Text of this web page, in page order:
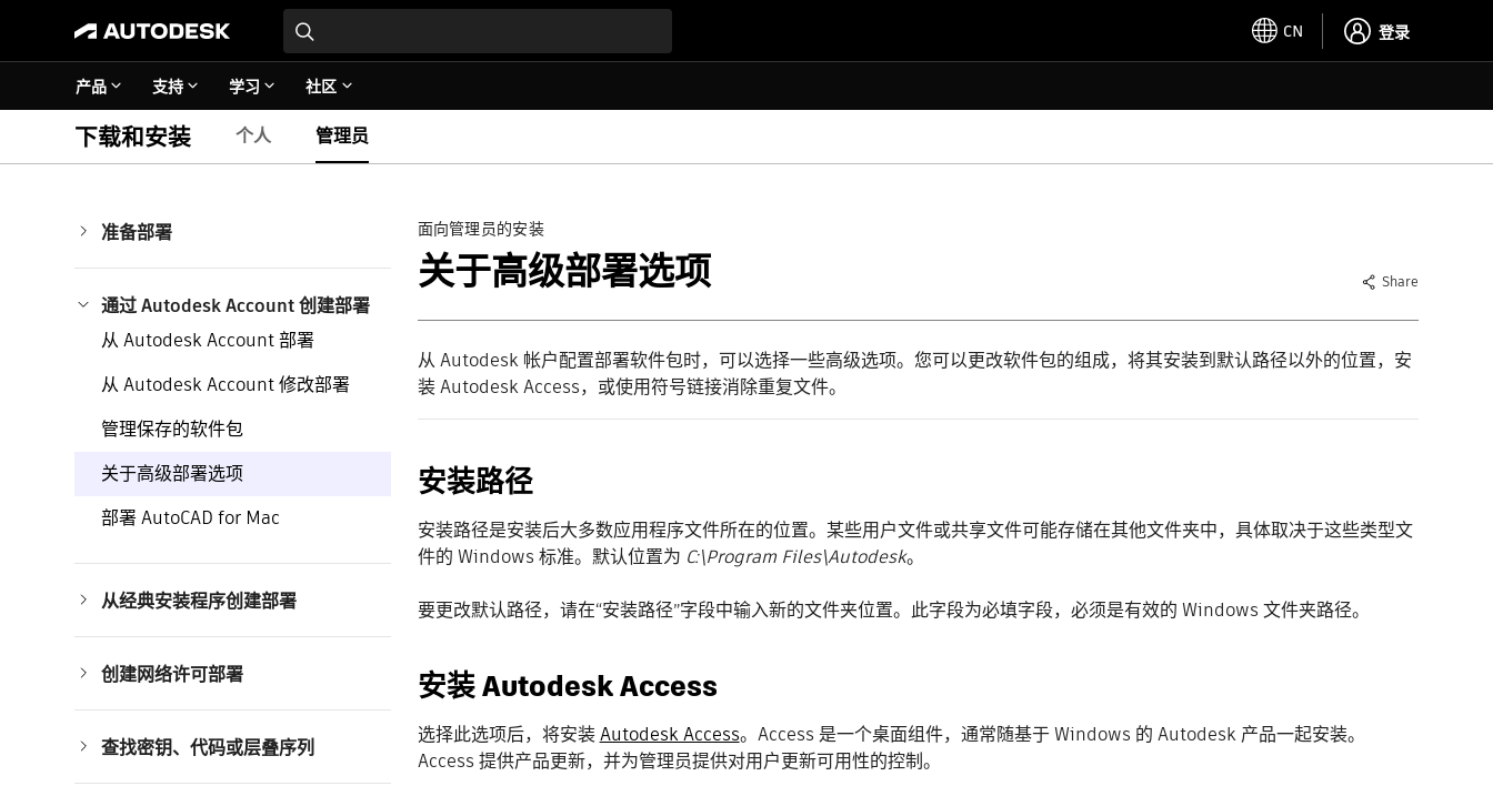
CN 登录
产品 支持 学习 社区
下载和安装 个人 管理员
准备部署
部署准备
通过 Autodesk Account 创建部署
从 Autodesk Account 部署
从 Autodesk Account 修改部署
管理保存的软件包
关于高级部署选项
部署 AutoCAD for Mac
从经典安装程序创建部署
使用经典安装程序修改部署
使用批处理文件样板
创建网络许可部署
安装网络许可软件
获取并安装网络许可文件
配置并启动网络许可服务器
查找密钥、代码或层叠序列
面向管理员的安装
关于高级部署选项 Share
从 Autodesk 帐户配置部署软件包时，可以选择一些高级选项。您可以更改软件包的组成，将其安装到默认路径以外的位置，安
装 Autodesk Access，或使用符号链接消除重复文件。
安装路径
安装路径是安装后大多数应用程序文件所在的位置。某些用户文件或共享文件可能存储在其他文件夹中，具体取决于这些类型文
件的 Windows 标准。默认位置为 C:\Program Files\Autodesk。
要更改默认路径，请在“安装路径”字段中输入新的文件夹位置。此字段为必填字段，必须是有效的 Windows 文件夹路径。
安装 Autodesk Access
选择此选项后，将安装Autodesk Access。Access 是一个桌面组件，通常随基于 Windows 的 Autodesk 产品一起安装。
Access 提供产品更新，并为管理员提供对用户更新可用性的控制。